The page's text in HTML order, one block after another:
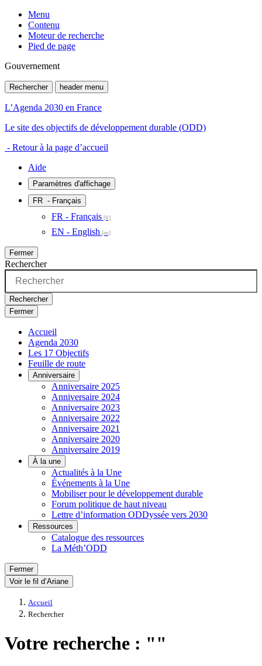
Menu
Contenu
Moteur de recherche
Pied de page
Gouvernement
Rechercher header menu
L’Agenda 2030 en France
Le site des objectifs de développement durable (ODD)
- Retour à la page d’accueil
Aide
Paramètres d'affichage
FR - Français
FR - Français
EN - English
Fermer
Rechercher
Rechercher
Fermer
Accueil
Agenda 2030
Les 17 Objectifs
Feuille de route
Anniversaire
Anniversaire 2025
Anniversaire 2024
Anniversaire 2023
Anniversaire 2022
Anniversaire 2021
Anniversaire 2020
Anniversaire 2019
À la une
Actualités à la Une
Événements à la Une
Mobiliser pour le développement durable
Forum politique de haut niveau
Lettre d’information ODDyssée vers 2030
Ressources
Catalogue des ressources
La Méth’ODD
Fermer
Voir le fil d’Ariane
Accueil
Rechercher
Votre recherche : ""